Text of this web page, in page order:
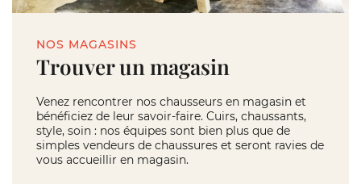
NOS MAGASINS
Trouver un magasin
Venez rencontrer nos chausseurs en magasin et
bénéficiez de leur savoir-faire. Cuirs, chaussants,
style, soin : nos équipes sont bien plus que de
simples vendeurs de chaussures et seront ravies de
vous accueillir en magasin.